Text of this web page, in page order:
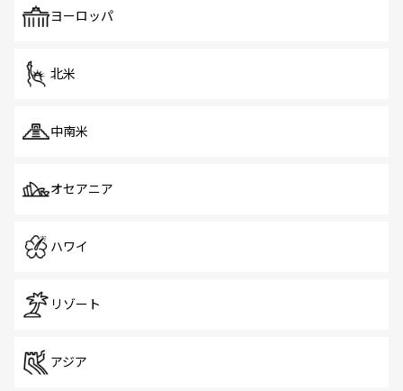
で、ホーカーズは地元の風情を楽しめる外せないスポット
ヨーロッパ
北米
中南米
オセアニア
ハワイ
リゾート
アジア